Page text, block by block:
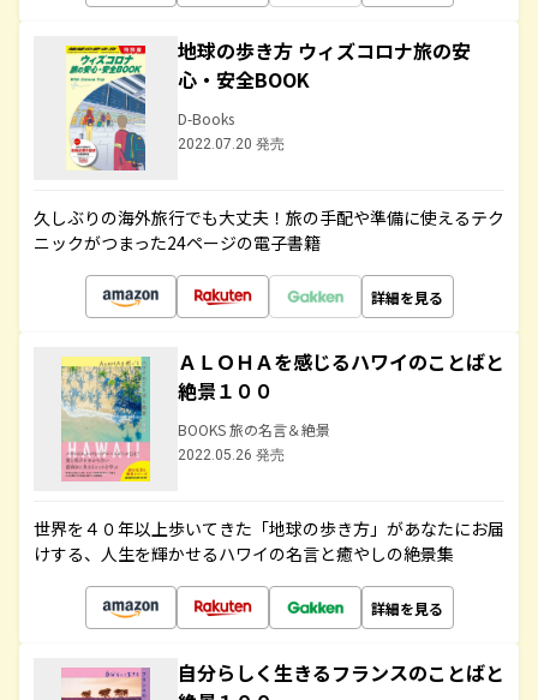
地球の歩き方 ウィズコロナ旅の安
心・安全BOOK
D-Books
2022.07.20 発売
久しぶりの海外旅行でも大丈夫！旅の手配や準備に使えるテク
ニックがつまった24ページの電子書籍
詳細を見る
ＡＬＯＨＡを感じるハワイのことばと
絶景１００
BOOKS 旅の名言＆絶景
2022.05.26 発売
世界を４０年以上歩いてきた「地球の歩き方」があなたにお届
けする、人生を輝かせるハワイの名言と癒やしの絶景集
詳細を見る
自分らしく生きるフランスのことばと